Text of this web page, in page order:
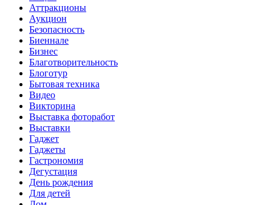
Аттракционы
Аукцион
Безопасность
Биеннале
Бизнес
Благотворительность
Блоготур
Бытовая техника
Видео
Викторина
Выставка фоторабот
Выставки
Гаджет
Гаджеты
Гастрономия
Дегустация
День рождения
Для детей